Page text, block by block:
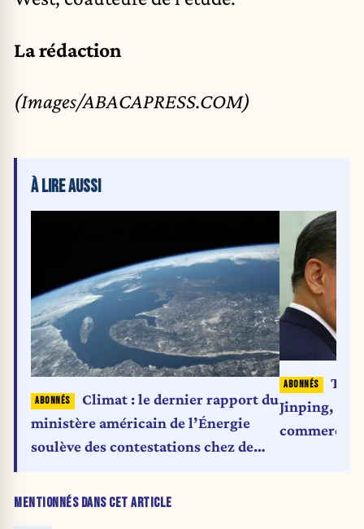
La rédaction
(Images/ABACAPRESS.COM)
MENTIONNÉS DANS CET ARTICLE
À LIRE AUSSI
Climat : le dernier rapport du
ministère américain de l’Énergie
soulève des contestations chez de
Jinping, en